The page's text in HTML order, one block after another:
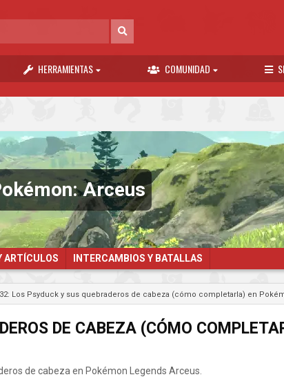
HERRAMIENTAS COMUNIDAD
Arceus
ARTÍCULOS INTERCAMBIOS Y BATALLAS
Los Psyduck y sus quebraderos de cabeza (cómo completarla) en
DE CABEZA (CÓMO
de cabeza en Pokémon Legends Arceus.